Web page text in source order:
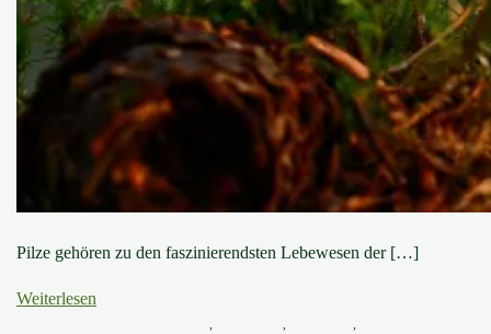
Pilze gehören zu den faszinierendsten Lebewesen der […]
Weiterlesen
, , ,